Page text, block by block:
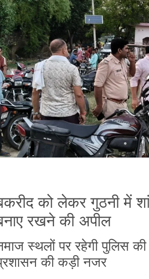
को लेकर गुठनी में
रखने की अपील
स्थलों पर रहेगी पुलिस
की कड़ी नजर